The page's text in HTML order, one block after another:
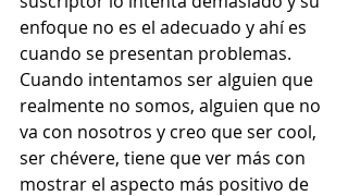
enfoque no es el adecuado y ahí es
cuando se presentan problemas.
Cuando intentamos ser alguien que
realmente no somos, alguien que no
va con nosotros y creo que ser cool,
ser chévere, tiene que ver más con
mostrar el aspecto más positivo de